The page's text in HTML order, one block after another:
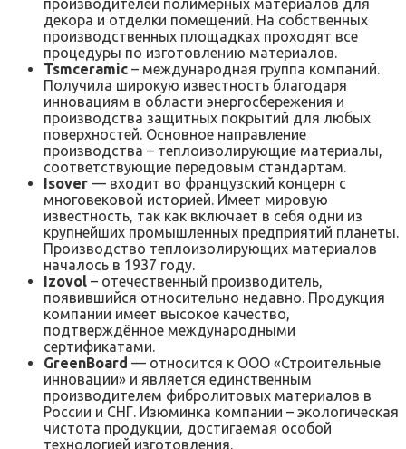
производителей полимерных материалов для
декора и отделки помещений. На собственных
производственных площадках проходят все
процедуры по изготовлению материалов.
Tsmceramic – международная группа компаний.
Получила широкую известность благодаря
инновациям в области энергосбережения и
производства защитных покрытий для любых
поверхностей. Основное направление
производства – теплоизолирующие материалы,
соответствующие передовым стандартам.
Isover — входит во французский концерн с
многовековой историей. Имеет мировую
известность, так как включает в себя одни из
крупнейших промышленных предприятий планеты.
Производство теплоизолирующих материалов
началось в 1937 году.
Izovol – отечественный производитель,
появившийся относительно недавно. Продукция
компании имеет высокое качество,
подтверждённое международными
сертификатами.
GreenBoard — относится к ООО «Строительные
инновации» и является единственным
производителем фибролитовых материалов в
России и СНГ. Изюминка компании – экологическая
чистота продукции, достигаемая особой
технологией изготовления.